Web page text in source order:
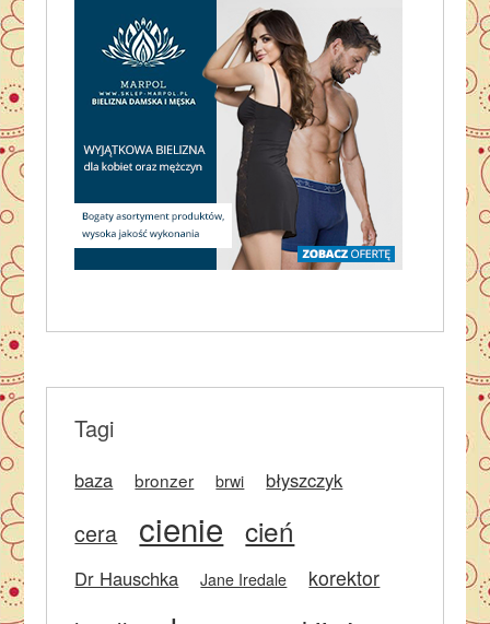
Tagi
baza bronzer brwi błyszczyk
cera cienie cień
Dr Hauschka Jane Iredale korektor